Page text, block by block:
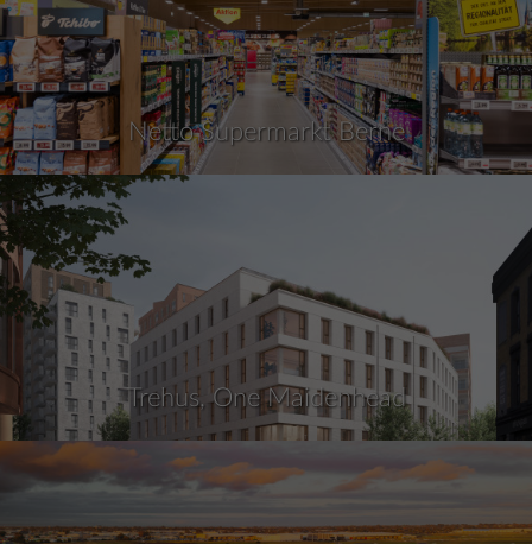
Netto Supermarkt Berne
Trehus, One Maidenhead